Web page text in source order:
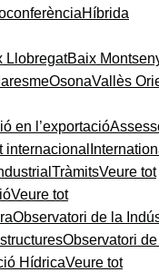
Híbrida
LlobregatBaix
OsonaVallès
en l’exportació
internacional
TràmitsVeure tot
Veure tot
Observatori de la
Observatori
HídricaVeure tot